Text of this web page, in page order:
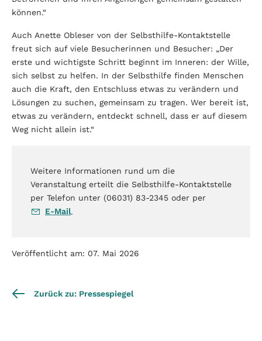
können.“
Auch Anette Obleser von der Selbsthilfe-Kontaktstelle
freut sich auf viele Besucherinnen und Besucher: „Der
erste und wichtigste Schritt beginnt im Inneren: der Wille,
sich selbst zu helfen. In der Selbsthilfe finden Menschen
auch die Kraft, den Entschluss etwas zu verändern und
Lösungen zu suchen, gemeinsam zu tragen. Wer bereit ist,
etwas zu verändern, entdeckt schnell, dass er auf diesem
Weg nicht allein ist.“
Weitere Informationen rund um die
Veranstaltung erteilt die Selbsthilfe-Kontaktstelle
per Telefon unter (06031) 83-2345 oder per
E-Mail.
Veröffentlicht am: 07. Mai 2026
Zurück zu: Pressespiegel